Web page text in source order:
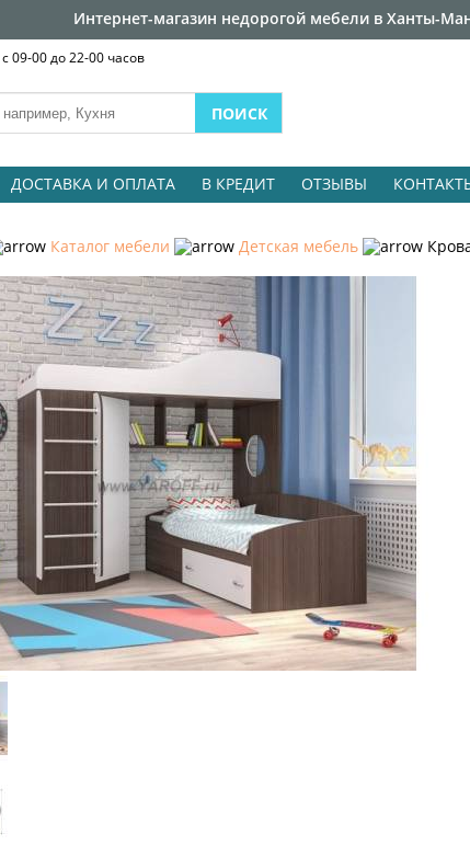
Интернет-магазин недорогой мебели в Ханты-
09-00 до 22-00 часов
ДОСТАВКА И ОПЛАТА В КРЕДИТ ОТЗЫВЫ
Каталог мебели Детская мебель